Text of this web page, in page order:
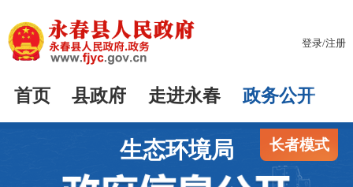
登录/注册
首页 县政府 走进永春 政务公开
长者模式
生态环境局